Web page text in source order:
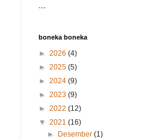
```
boneka boneka
► 2026 (4)
► 2025 (5)
► 2024 (9)
► 2023 (9)
► 2022 (12)
▼ 2021 (16)
►
Desember(1)